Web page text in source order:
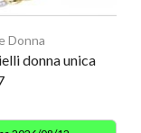
Donna
donna unica